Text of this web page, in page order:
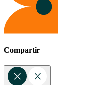
Compartir